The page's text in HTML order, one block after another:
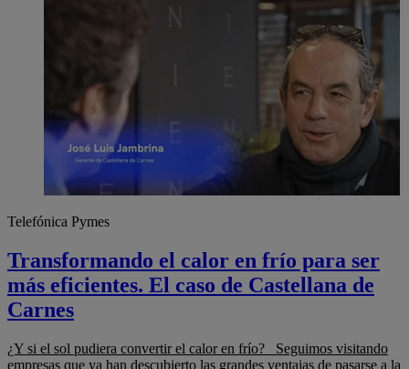
Telefónica Pymes
Transformando el calor en frío para ser
más eficientes. El caso de Castellana de
Carnes
¿Y si el sol pudiera convertir el calor en frío? Seguimos visitando
empresas que ya han descubierto las grandes ventajas de pasarse a la